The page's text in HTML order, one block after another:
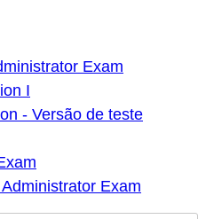
Exam
I
- Versão de teste
Exam